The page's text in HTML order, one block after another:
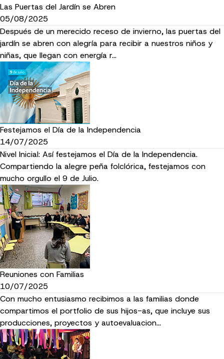
Las Puertas del Jardín se Abren
05/08/2025
Después de un merecido receso de invierno, las puertas del
jardín se abren con alegría para recibir a nuestros niños y
niñas, que llegan con energía r…
Festejamos el Día de la Independencia
14/07/2025
Nivel Inicial: Así festejamos el Día de la Independencia.
Compartiendo la alegre peña folclórica, festejamos con
mucho orgullo el 9 de Julio.
Reuniones con Familias
10/07/2025
Con mucho entusiasmo recibimos a las familias donde
compartimos el portfolio de sus hijos-as, que incluye sus
producciones, proyectos y autoevaluacion…